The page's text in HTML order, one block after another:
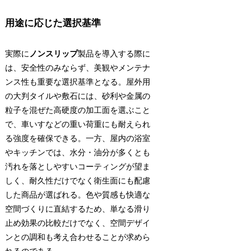
用途に応じた選択基準
実際に ノンスリップ製品を導入する際に
は、安全性のみならず、美観やメンテナ
ンス性も重要な選択基準となる。屋外用
の大判タイルや敷石には、砂利や金属の
粒子を混ぜた高硬度の加工面を選ぶこと
で、車いすなどの重い荷重にも耐えられ
る強度を確保できる。一方、屋内の浴室
やキッチンでは、水分・油分が多くとも
汚れを落としやすいコーティングが望ま
しく、耐久性だけでなく衛生面にも配慮
した商品が選ばれる。色や質感も快適な
空間づくりに直結するため、単なる滑り
止め効果の比較だけでなく、空間デザイ
ンとの調和も考え合わせることが求めら